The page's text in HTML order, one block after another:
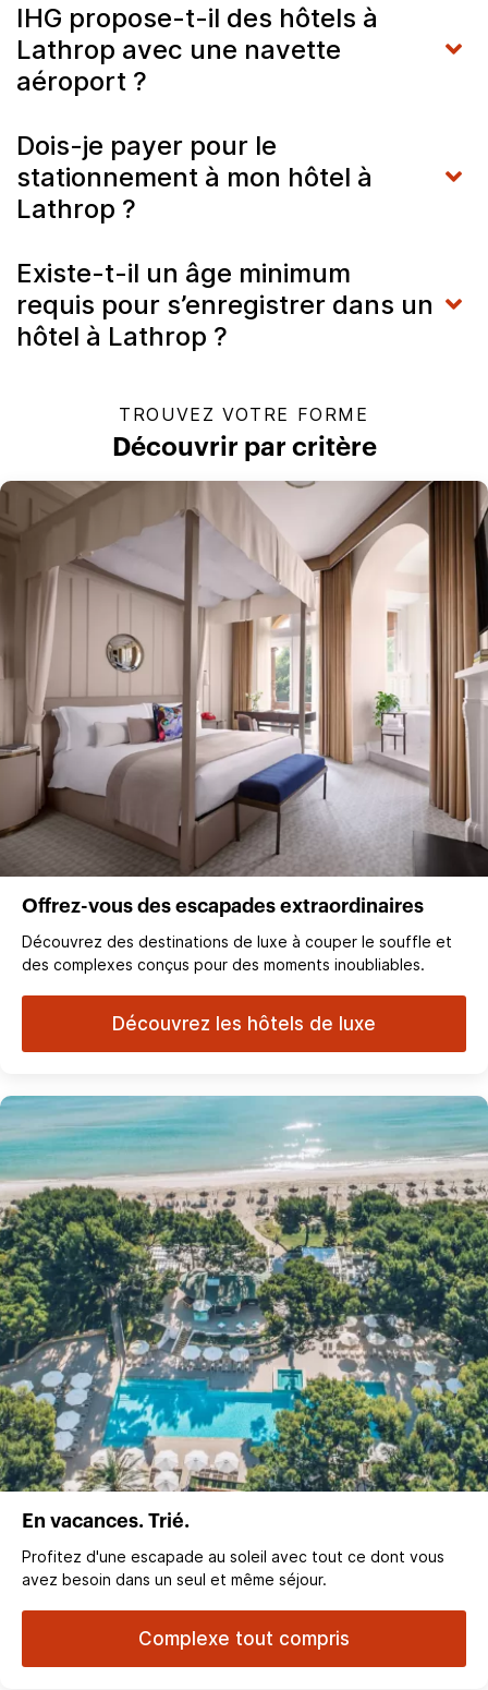
IHG propose-t-il des hôtels à
Lathrop avec une navette
aéroport ?
Dois-je payer pour le
stationnement à mon hôtel à
Lathrop ?
Existe-t-il un âge minimum
requis pour s’enregistrer dans un
hôtel à Lathrop ?
TROUVEZ VOTRE FORME
Découvrir par critère
Offrez-vous des escapades extraordinaires
Découvrez des destinations de luxe à couper le souffle et
des complexes conçus pour des moments inoubliables.
Découvrez les hôtels de luxe
En vacances. Trié.
Profitez d'une escapade au soleil avec tout ce dont vous
avez besoin dans un seul et même séjour.
Complexe tout compris